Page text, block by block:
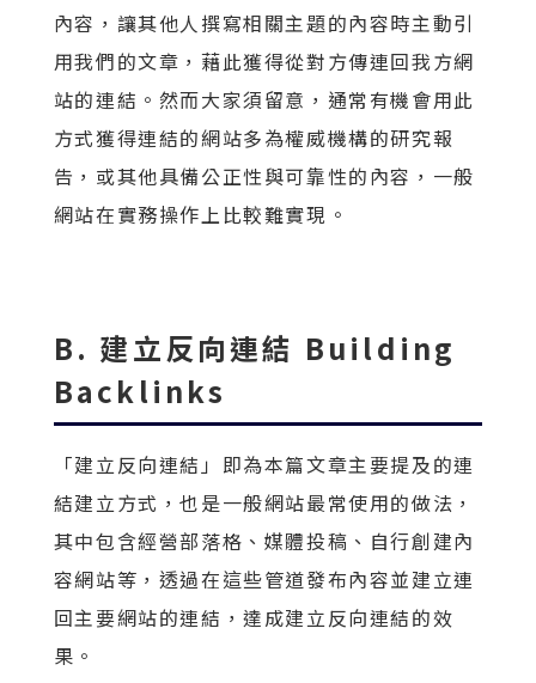
內容，讓其他人撰寫相關主題的內容時主動引
用我們的文章，藉此獲得從對方傳連回我方網
站的連結。然而大家須留意，通常有機會用此
方式獲得連結的網站多為權威機構的研究報
告，或其他具備公正性與可靠性的內容，一般
網站在實務操作上比較難實現。
B. 建立反向連結 Building
Backlinks
「建立反向連結」即為本篇文章主要提及的連
結建立方式，也是一般網站最常使用的做法，
其中包含經營部落格、媒體投稿、自行創建內
容網站等，透過在這些管道發布內容並建立連
回主要網站的連結，達成建立反向連結的效
果。